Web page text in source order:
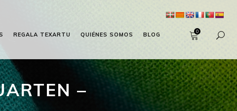
REGALA TEXARTU QUIÉNES SOMOS BLOG 0
–